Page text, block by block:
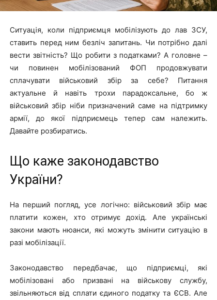
Ситуація, коли підприємця мобілізують до лав ЗСУ,
ставить перед ним безліч запитань. Чи потрібно далі
вести звітність? Що робити з податками? А головне –
чи повинен мобілізований ФОП продовжувати
сплачувати військовий збір за себе? Питання
актуальне й навіть трохи парадоксальне, бо ж
військовий збір ніби призначений саме на підтримку
армії, до якої підприємець тепер сам належить.
Давайте розбиратись.
Що каже законодавство
України?
На перший погляд, усе логічно: військовий збір має
платити кожен, хто отримує дохід. Але українські
закони мають нюанси, які можуть змінити ситуацію в
разі мобілізації.
Законодавство передбачає, що підприємці, які
мобілізовані або призвані на військову службу,
звільняються від сплати єдиного податку та ЄСВ. Але